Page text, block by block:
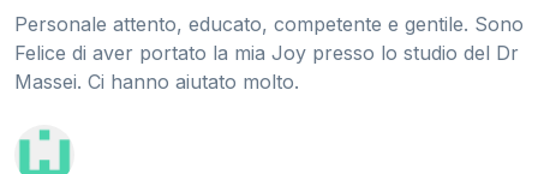
Personale attento, educato, competente e gentile. Sono
Felice di aver portato la mia Joy presso lo studio del Dr
Massei. Ci hanno aiutato molto.